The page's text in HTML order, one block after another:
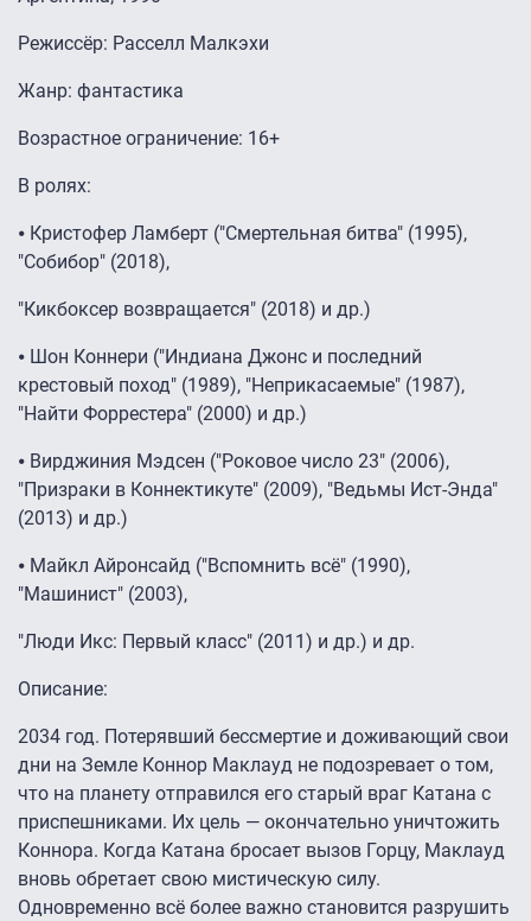
Режиссёр: Расселл Малкэхи
Жанр: фантастика
Возрастное ограничение: 16+
В ролях:
⦁ Кристофер Ламберт ("Смертельная битва" (1995),
"Собибор" (2018),
"Кикбоксер возвращается" (2018) и др.)
⦁ Шон Коннери ("Индиана Джонс и последний
крестовый поход" (1989), "Неприкасаемые" (1987),
"Найти Форрестера" (2000) и др.)
⦁ Вирджиния Мэдсен ("Роковое число 23" (2006),
"Призраки в Коннектикуте" (2009), "Ведьмы Ист-Энда"
(2013) и др.)
⦁ Майкл Айронсайд ("Вспомнить всё" (1990),
"Машинист" (2003),
"Люди Икс: Первый класс" (2011) и др.) и др.
Описание:
2034 год. Потерявший бессмертие и доживающий свои
дни на Земле Коннор Маклауд не подозревает о том,
что на планету отправился его старый враг Катана с
приспешниками. Их цель — окончательно уничтожить
Коннора. Когда Катана бросает вызов Горцу, Маклауд
вновь обретает свою мистическую силу.
Одновременно всё более важно становится разрушить